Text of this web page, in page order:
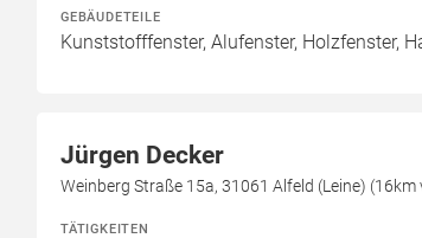
GEBÄUDETEILE
Kunststofffenster, Alufenster, Holzfenster,
Jürgen Decker
Weinberg Straße 15a, 31061 Alfeld (Leine)
TÄTIGKEITEN